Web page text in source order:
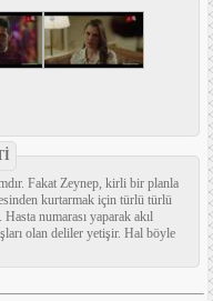
Fakat Zeynep, kirli bir planla
kurtarmak için türlü türlü
numarası yaparak akıl
olan deliler yetişir. Hal böyle